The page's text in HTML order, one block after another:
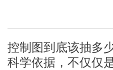
控制图到底该抽多
科学依据，不仅仅